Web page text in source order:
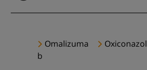
Omalizuma
b
Oxiconazol